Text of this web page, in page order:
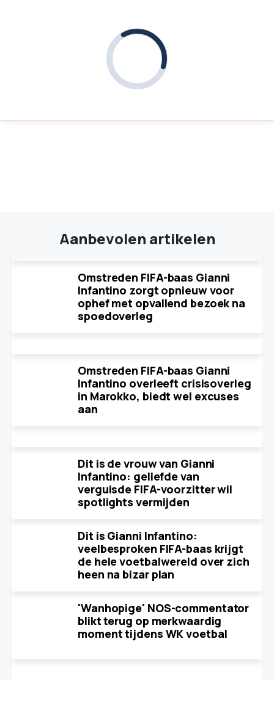
Aanbevolen artikelen
Omstreden FIFA-baas Gianni
Infantino zorgt opnieuw voor
ophef met opvallend bezoek na
spoedoverleg
Omstreden FIFA-baas Gianni
Infantino overleeft crisisoverleg
in Marokko, biedt wel excuses
aan
Dit is de vrouw van Gianni
Infantino: geliefde van
verguisde FIFA-voorzitter wil
spotlights vermijden
Dit is Gianni Infantino:
veelbesproken FIFA-baas krijgt
de hele voetbalwereld over zich
heen na bizar plan
'Wanhopige' NOS-commentator
blikt terug op merkwaardig
moment tijdens WK voetbal